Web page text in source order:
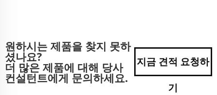
원하시는 제품을 찾지 못하
셨나요?
더 많은 제품에 대해 당사
컨설턴트에게 문의하세요.
지금 견적 요청하
기